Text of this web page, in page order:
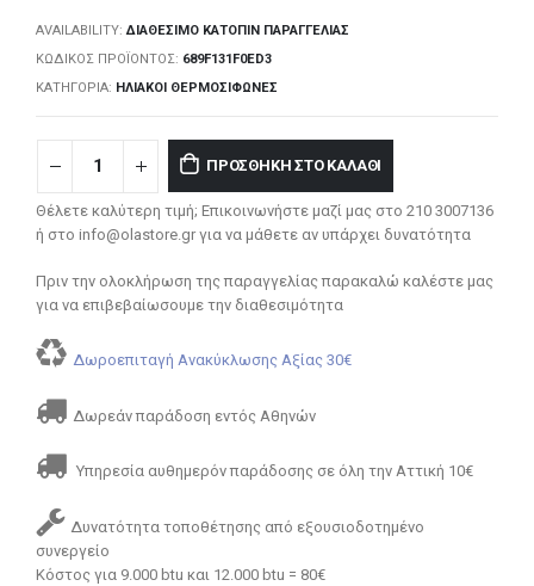
AVAILABILITY:ΔΙΑΘΈΣΙΜΟ ΚΑΤΌΠΙΝ ΠΑΡΑΓΓΕΛΊΑΣ
ΚΩΔΙΚΌΣ ΠΡΟΪΌΝΤΟΣ: 689F131F0ED3
ΚΑΤΗΓΟΡΊΑ: ΗΛΙΑΚΟΊ ΘΕΡΜΟΣΊΦΩΝΕΣ
ΠΡΟΣΘΉΚΗ ΣΤΟ ΚΑΛΆΘΙ
Θέλετε καλύτερη τιμή; Επικοινωνήστε μαζί μας στο 210 3007136
ή στο info@olastore.gr για να μάθετε αν υπάρχει δυνατότητα
Πριν την ολοκλήρωση της παραγγελίας παρακαλώ καλέστε μας
για να επιβεβαίωσουμε την διαθεσιμότητα
Δωροεπιταγή Ανακύκλωσης Αξίας 30€
Δωρεάν παράδοση εντός Αθηνών
Υπηρεσία αυθημερόν παράδοσης σε όλη την Αττική 10€
Δυνατότητα τοποθέτησης από εξουσιοδοτημένο
συνεργείο
Κόστος για 9.000 btu και 12.000 btu = 80€